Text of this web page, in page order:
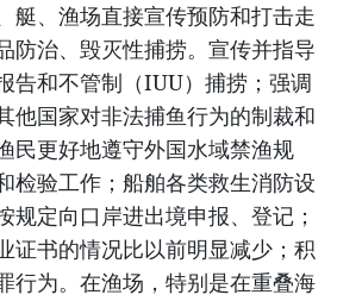
艇、渔场直接宣传预防和打击走
防治、毁灭性捕捞。宣传并指导
告和不管制（IUU）捕捞；强调
他国家对非法捕鱼行为的制裁和
民更好地遵守外国水域禁渔规
检验工作；船舶各类救生消防设
规定向口岸进出境申报、登记；
证书的情况比以前明显减少；积
行为。在渔场，特别是在重叠海